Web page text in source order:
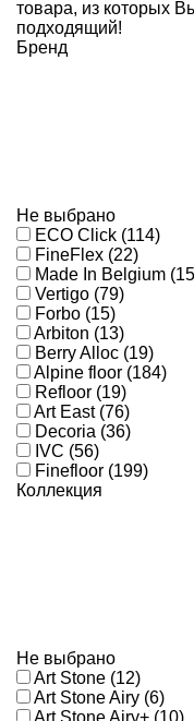
товара, из которых
подходящий!
Бренд
Не выбрано
ECO Click (114)
FineFlex (22)
Made In Belgium
Vertigo (79)
Forbo (15)
Arbiton (13)
Berry Alloc (19)
Alpine floor (184)
Refloor (19)
Art East (76)
Decoria (36)
IVC (56)
Finefloor (199)
Коллекция
Не выбрано
Art Stone (12)
Art Stone Airy (6)